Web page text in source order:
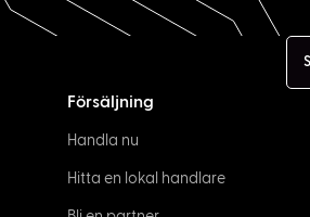
Försäljning
Handla nu
Hitta en lokal handlare